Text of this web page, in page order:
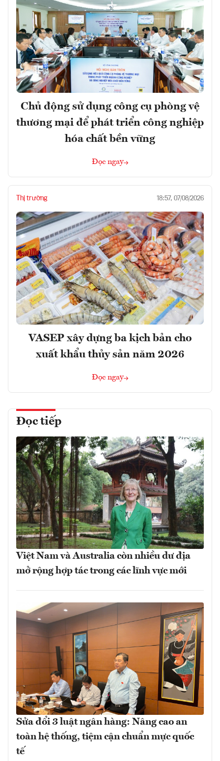
Chủ động sử dụng công cụ phòng vệ
thương mại để phát triển công nghiệp
hóa chất bền vững
Đọc ngay
Thị trường 18:57, 07/08/2026
VASEP xây dựng ba kịch bản cho
xuất khẩu thủy sản năm 2026
Đọc ngay
Đọc tiếp
Việt Nam và Australia còn nhiều dư địa
mở rộng hợp tác trong các lĩnh vực mới
Sửa đổi 3 luật ngân hàng: Nâng cao an
toàn hệ thống, tiệm cận chuẩn mực quốc
tế